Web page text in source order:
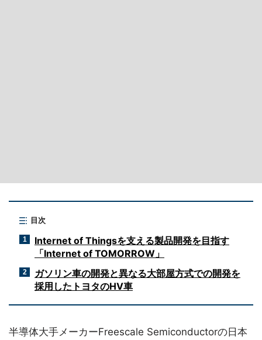
目次
1
Internet of Thingsを支える製品開発を目指す
「Internet of TOMORROW」
2
ガソリン車の開発と異なる大部屋方式での開発を
採用したトヨタのHV車
半導体大手メーカーFreescale Semiconductorの日本